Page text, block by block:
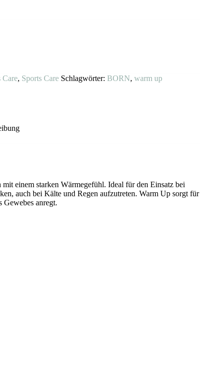
Care, Sports Care Schlagwörter:BORN,warm up
einem starken Wärmegefühl. Ideal für den Einsatz bei
auch bei Kälte und Regen aufzutreten. Warm Up sorgt für
Gewebes anregt.